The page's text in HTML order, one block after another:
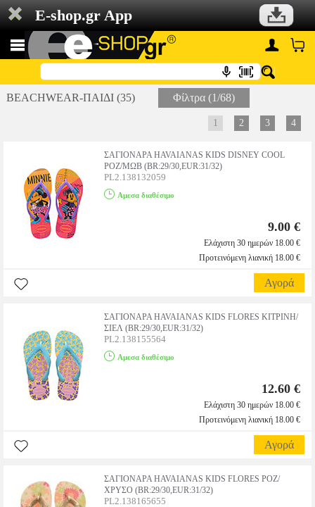
E-shop.gr App
BEACHWEAR-ΠΑΙΔΙ (35) Φίλτρα (1/68)
1 2 3 4
ΣΑΓΙΟΝΑΡΑ HAVAIANAS KIDS DISNEY COOL
ΡΟΖ/ΜΩΒ (BR:29/30,EUR:31/32)
PL2.138132059
Αμεσα διαθέσιμο
9.00 €
Ελάχιστη 30 ημερών 18.00 €
Προτεινόμενη λιανική 18.00 €
Αγορά
ΣΑΓΙΟΝΑΡΑ HAVAIANAS KIDS FLORES ΚΙΤΡΙΝΗ/
ΣΙΕΛ (BR:29/30,EUR:31/32)
PL2.138155564
Αμεσα διαθέσιμο
12.60 €
Ελάχιστη 30 ημερών 18.00 €
Προτεινόμενη λιανική 18.00 €
Αγορά
ΣΑΓΙΟΝΑΡΑ HAVAIANAS KIDS FLORES ΡΟΖ/
ΧΡΥΣΟ (BR:29/30,EUR:31/32)
PL2.138165655